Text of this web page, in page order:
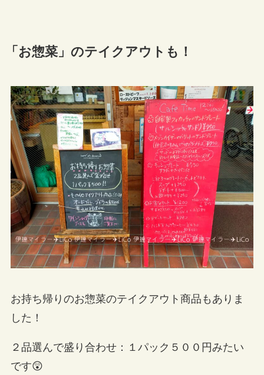
「お惣菜」のテイクアウトも！
お持ち帰りのお惣菜のテイクアウト商品もありま
した！
２品選んで盛り合わせ：１パック５００円みたい
です😲